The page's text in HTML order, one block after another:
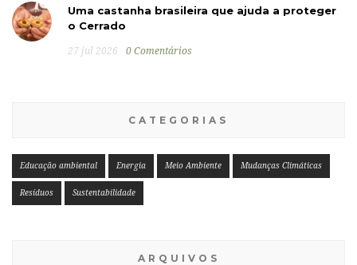
Uma castanha brasileira que ajuda a proteger
o Cerrado
27 jul 2026 0 Comentários
CATEGORIAS
Educação ambiental Energia Meio Ambiente Mudanças Climáticas
Resíduos Sustentabilidade
ARQUIVOS